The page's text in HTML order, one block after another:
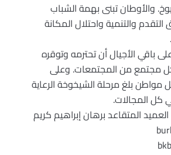
والأوطان تبنى بهمة الشباب
والتنمية واحتلال المكانة
باقي الأجيال أن تحترمه وتوقره
مجتمع من المجتمعات. وعلى
بلغ مرحلة الشيخوخة الرعاية
كل المجالات.